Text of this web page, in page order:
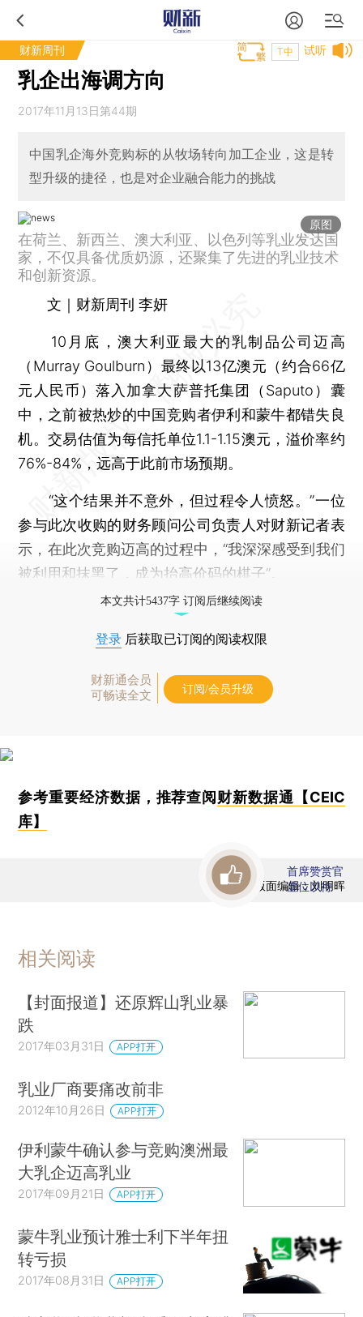
财新周刊 试听
T中
乳企出海调方向
2017年11月13日第44期
中国乳企海外竞购标的从牧场转向加工企业，这是转
型升级的捷径，也是对企业融合能力的挑战
原图
在荷兰、新西兰、澳大利亚、以色列等乳业发达国
家，不仅具备优质奶源，还聚集了先进的乳业技术
和创新资源。
文｜财新周刊 李妍
10月底，澳大利亚最大的乳制品公司迈高
（Murray Goulburn）最终以13亿澳元（约合66亿
元人民币）落入加拿大萨普托集团（Saputo）囊
中，之前被热炒的中国竞购者伊利和蒙牛都错失良
机。交易估值为每信托单位1.1-1.15澳元，溢价率约
76%-84%，远高于此前市场预期。
“这个结果并不意外，但过程令人愤怒。”一位
参与此次收购的财务顾问公司负责人对财新记者表
示，在此次竞购迈高的过程中，“我深深感受到我们
被利用和抹黑了，成为抬高价码的棋子”。
本文共计5437字 订阅后继续阅读
登录 后获取已订阅的阅读权限
财新通会员
可畅读全文
订阅/会员升级
参考重要经济数据，推荐查阅 财新数据通【CEIC
库】
版面编辑：刘明晖
首席赞赏官
虚位以待
相关阅读
【封面报道】还原辉山乳业暴
跌
2017年03月31日 APP打开
乳业厂商要痛改前非
2012年10月26日 APP打开
伊利蒙牛确认参与竞购澳洲最
大乳企迈高乳业
2017年09月21日 APP打开
蒙牛乳业预计雅士利下半年扭
转亏损
2017年08月31日 APP打开